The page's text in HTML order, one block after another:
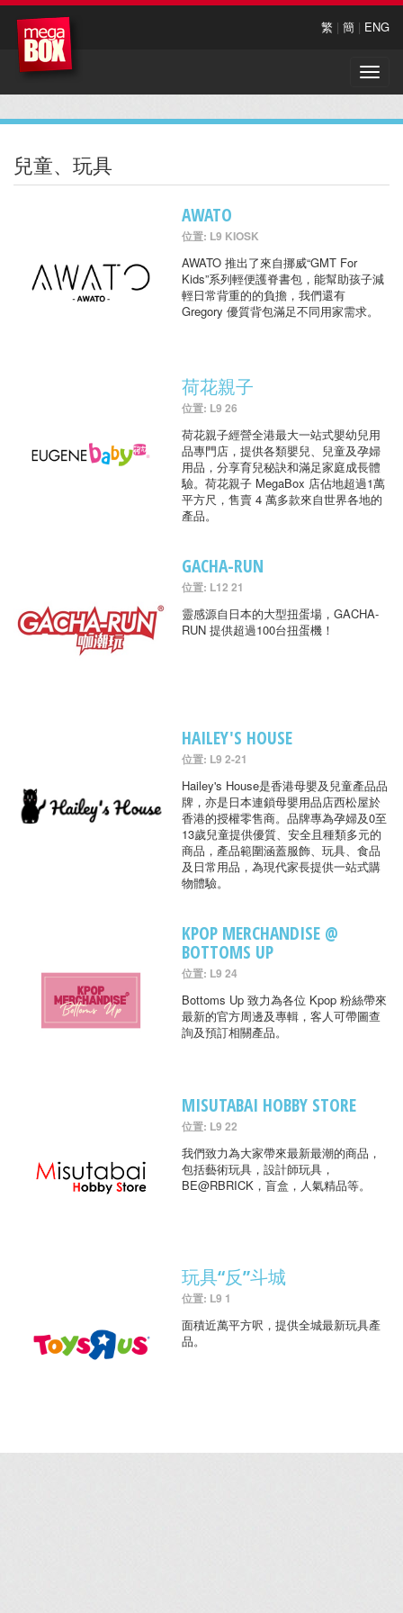
繁 | 簡 | ENG
Toggle
兒童、玩具
AWATO
位置: L9 KIOSK
AWATO 推出了來自挪威“GMT For
Kids”系列輕便護脊書包，能幫助孩子減
輕日常背重的的負擔，我們還有
Gregory 優質背包滿足不同用家需求。
荷花親子
位置: L9 26
荷花親子經營全港最大一站式嬰幼兒用
品專門店，提供各類嬰兒、兒童及孕婦
用品，分享育兒秘訣和滿足家庭成長體
驗。荷花親子 MegaBox 店佔地超過1萬
平方尺，售賣 4 萬多款來自世界各地的
產品。
GACHA-RUN
位置: L12 21
靈感源自日本的大型扭蛋場，GACHA-
RUN 提供超過100台扭蛋機！
HAILEY'S HOUSE
位置: L9 2-21
Hailey's House是香港母嬰及兒童產品品
牌，亦是日本連鎖母嬰用品店西松屋於
香港的授權零售商。品牌專為孕婦及0至
13歲兒童提供優質、安全且種類多元的
商品，產品範圍涵蓋服飾、玩具、食品
及日常用品，為現代家長提供一站式購
物體驗。
KPOP MERCHANDISE @
BOTTOMS UP
位置: L9 24
Bottoms Up 致力為各位 Kpop 粉絲帶來
最新的官方周邊及專輯，客人可帶圖查
詢及預訂相關產品。
MISUTABAI HOBBY STORE
位置: L9 22
我們致力為大家帶來最新最潮的商品，
包括藝術玩具，設計師玩具，
BE@RBRICK，盲盒，人氣精品等。
玩具“反”斗城
位置: L9 1
面積近萬平方呎，提供全城最新玩具產
品。